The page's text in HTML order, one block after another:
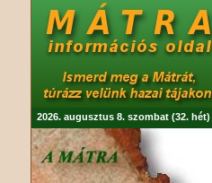
2026. augusztus 8. szombat (32.